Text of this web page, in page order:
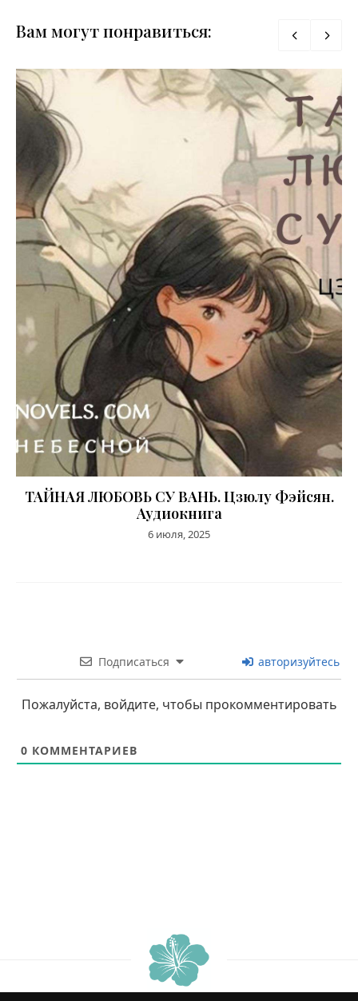
Вам могут понравиться:
ТАЙНАЯ ЛЮБОВЬ СУ ВАНЬ. Цзюлу Фэйсян.
Аудиокнига
6 июля, 2025
Подписаться авторизуйтесь
Пожалуйста, войдите, чтобы прокомментировать
0 КОММЕНТАРИЕВ